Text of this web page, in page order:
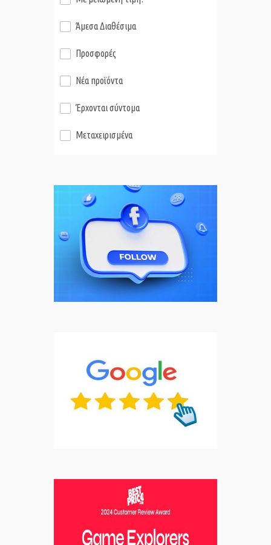
Άμεσα Διαθέσιμα
Προσφορές
Νέα προϊόντα
Έρχονται σύντομα
Μεταχειρισμένα